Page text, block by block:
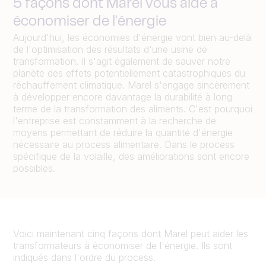
5 façons dont Marel vous aide à
économiser de l'énergie
Aujourd'hui, les économies d'énergie vont bien au-delà
de l'optimisation des résultats d'une usine de
transformation. Il s'agit également de sauver notre
planète des effets potentiellement catastrophiques du
réchauffement climatique. Marel s'engage sincèrement
à développer encore davantage la durabilité à long
terme de la transformation des aliments. C'est pourquoi
l'entreprise est constamment à la recherche de
moyens permettant de réduire la quantité d'énergie
nécessaire au process alimentaire. Dans le process
spécifique de la volaille, des améliorations sont encore
possibles.
Voici maintenant cinq façons dont Marel peut aider les
transformateurs à économiser de l'énergie. Ils sont
indiqués dans l'ordre du process.